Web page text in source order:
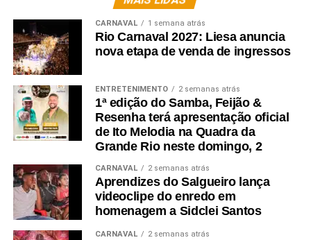
do anúncio oficial, declarou em tom motivacional: “O vice
está engasgado, vamos trazer o título de volta pra
Ramos”, em referência ao desempenho da escola no
Carnaval deste ano.
CARNAVAL 1 semana atrás
Rio Carnaval 2027: Liesa anuncia
nova etapa de venda de ingressos
ENTRETENIMENTO 2 semanas atrás
1ª edição do Samba, Feijão &
Resenha terá apresentação oficial
de Ito Melodia na Quadra da
Grande Rio neste domingo, 2
CARNAVAL 2 semanas atrás
Aprendizes do Salgueiro lança
videoclipe do enredo em
homenagem a Sidclei Santos
CARNAVAL 2 semanas atrás